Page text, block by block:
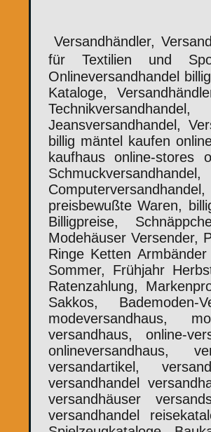
Versandhändler,
für Textilien und
Onlineversandhandel
Kataloge,
Technikversandhandel,
Jeansversandhandel,
billig mäntel kaufen
kaufhaus online-stores
preisbewußte Waren,
Billigpreise,
Modehäuser Versender,
Ringe Ketten
Sommer, Frühjahr
Ratenzahlung,
Sakkos,
modeversandhaus,
versandhaus, online-
onlineversandhaus,
versandartikel,
versandhandel
versandhäuser
versandhandel